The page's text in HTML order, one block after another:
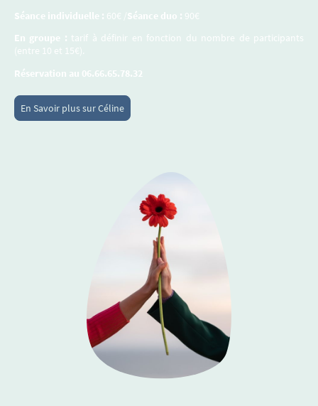
Séance individuelle : 60€ / Séance duo : 90€
En groupe : tarif à définir en fonction du nombre de participants
(entre 10 et 15€).
Réservation au 06.66.65.78.32
En Savoir plus sur Céline